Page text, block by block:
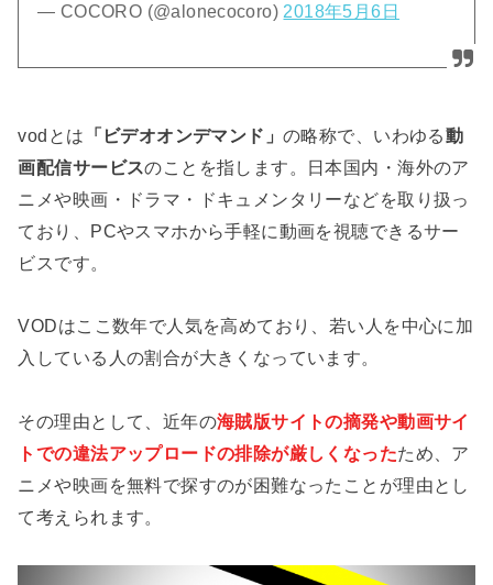
— COCORO (@alonecocoro) 2018年5月6日
vodとは 「ビデオオンデマンド」の略称で、いわゆる動
画配信サービスのことを指します。日本国内・海外のア
ニメや映画・ドラマ・ドキュメンタリーなどを取り扱っ
ており、PCやスマホから手軽に動画を視聴できるサー
ビスです。
VODはここ数年で人気を高めており、若い人を中心に加
入している人の割合が大きくなっています。
その理由として、近年の海賊版サイトの摘発や動画サイ
トでの違法アップロードの排除が厳しくなったため、ア
ニメや映画を無料で探すのが困難なったことが理由とし
て考えられます。